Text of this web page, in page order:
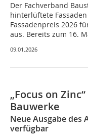
Der Fachverband
hinterlüftete Fassaden
Fassadenpreis 2026
aus. Bereits zum 16.
09.01.2026
„Focus on
Bauwerke
Neue Ausgabe des
verfügbar